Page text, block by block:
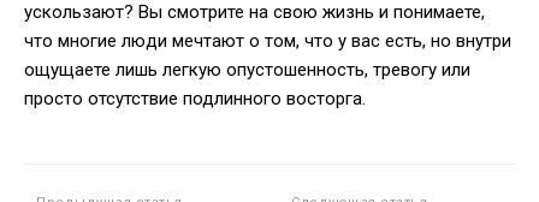
ускользают? Вы смотрите на свою жизнь и понимаете,
что многие люди мечтают о том, что у вас есть, но внутри
ощущаете лишь легкую опустошенность, тревогу или
просто отсутствие подлинного восторга.